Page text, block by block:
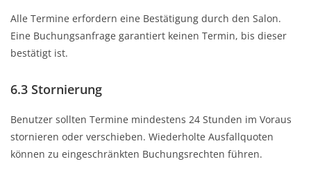
Alle Termine erfordern eine Bestätigung durch den Salon.
Eine Buchungsanfrage garantiert keinen Termin, bis dieser
bestätigt ist.
6.3 Stornierung
Benutzer sollten Termine mindestens 24 Stunden im Voraus
stornieren oder verschieben. Wiederholte Ausfallquoten
können zu eingeschränkten Buchungsrechten führen.